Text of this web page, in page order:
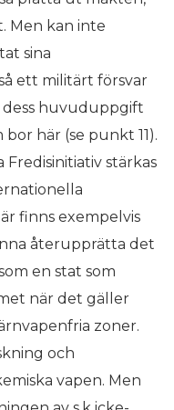
Men kan inte
sina
ett militärt försvar
huvuduppgift
här (se punkt 11).
stärkas
finns exempelvis
återupprätta det
en stat som
när det gäller
zoner.
och
vapen. Men